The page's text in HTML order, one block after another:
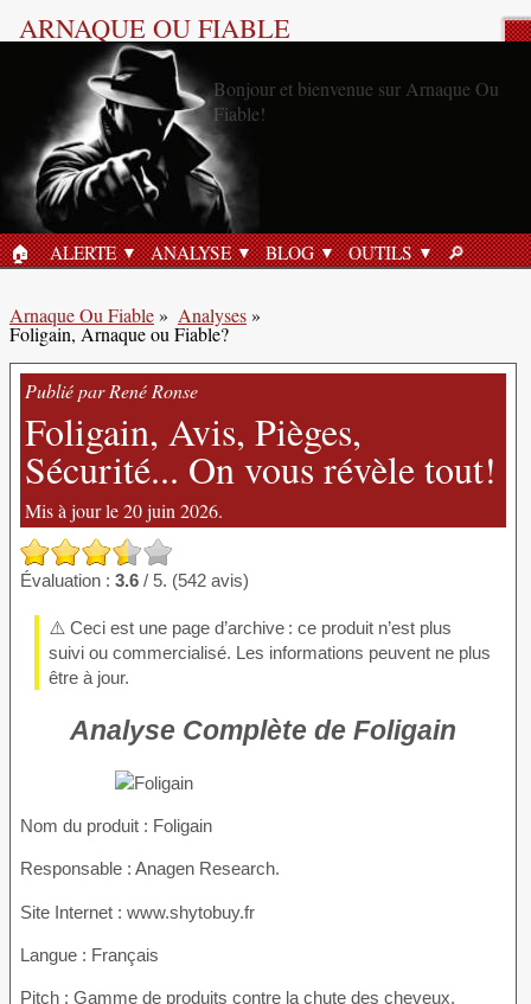
ARNAQUE OU FIABLE
ACCUEIL
🏠︎ ALERTE ANALYSE BLOG OUTILS 🔎︎
Arnaque Ou Fiable» Analyses»
Foligain, Arnaque ou Fiable?
Publié par René Ronse
Foligain, Avis, Pièges,
Sécurité... On vous révèle tout!
Mis à jour le 20 juin 2026.
Évaluation : 3.6 / 5. (542 avis)
⚠️ Ceci est une page d’archive : ce produit n’est plus
suivi ou commercialisé. Les informations peuvent ne plus
être à jour.
Analyse Complète de Foligain
Nom du produit : Foligain
Responsable : Anagen Research.
Site Internet : www.shytobuy.fr
Langue : Français
Pitch : Gamme de produits contre la chute des cheveux.